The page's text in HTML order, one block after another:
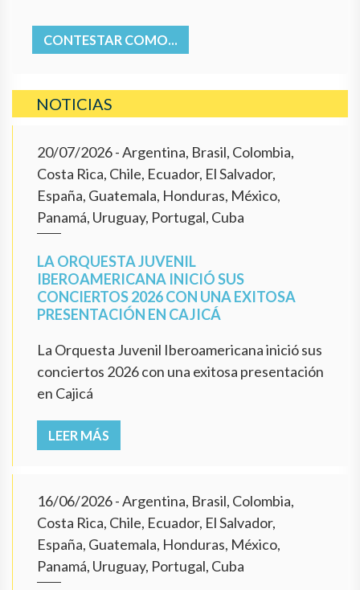
CONTESTAR COMO...
NOTICIAS
20/07/2026- Argentina, Brasil, Colombia,
Costa Rica, Chile, Ecuador, El Salvador,
España, Guatemala, Honduras, México,
Panamá, Uruguay, Portugal, Cuba
LA ORQUESTA JUVENIL
IBEROAMERICANA INICIÓ SUS
CONCIERTOS 2026 CON UNA EXITOSA
PRESENTACIÓN EN CAJICÁ
La Orquesta Juvenil Iberoamericana inició sus
conciertos 2026 con una exitosa presentación
en Cajicá
LEER MÁS
16/06/2026- Argentina, Brasil, Colombia,
Costa Rica, Chile, Ecuador, El Salvador,
España, Guatemala, Honduras, México,
Panamá, Uruguay, Portugal, Cuba